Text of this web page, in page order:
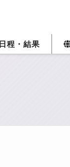
日程・結果